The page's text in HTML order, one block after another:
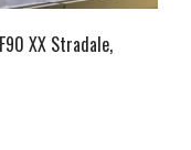
XX Stradale,